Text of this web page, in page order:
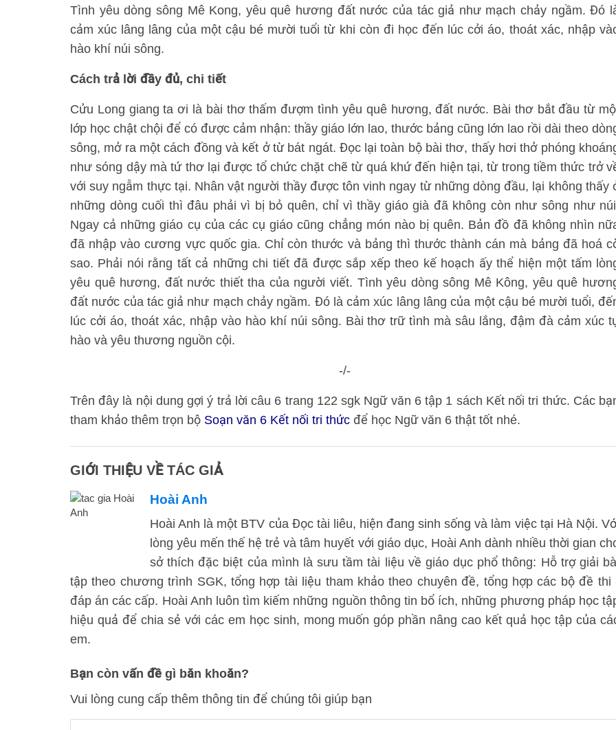
Tình yêu dòng sông Mê Kong, yêu quê hương đất nước của tác giả như mạch chảy ngầm. Đó
cảm xúc lâng lâng của một cậu bé mười tuổi từ khi còn đi học đến lúc cởi áo, thoát xác, nhập
hào khí núi sông.
Cách trả lời đầy đủ, chi tiết
Cửu Long giang ta ơi là bài thơ thấm đượm tình yêu quê hương, đất nước. Bài thơ bắt đầu từ
lớp học chật chội để có được cảm nhận: thầy giáo lớn lao, thước bảng cũng lớn lao rồi dài theo
sông, mở ra một cách đồng và kết ở từ bát ngát. Đọc lại toàn bộ bài thơ, thấy hơi thở phóng
như sóng dậy mà tứ thơ lại được tổ chức chặt chẽ từ quá khứ đến hiện tại, từ trong tiềm thức trở
với suy ngẫm thực tại. Nhân vật người thầy được tôn vinh ngay từ những dòng đầu, lại không thấy
những dòng cuối thì đâu phải vì bị bỏ quên, chỉ vì thầy giáo già đã không còn như sông như
Ngay cả những giáo cụ của các cụ giáo cũng chẳng món nào bị quên. Bản đồ đã không nhìn
đã nhập vào cương vực quốc gia. Chỉ còn thước và bảng thì thước thành cán mà bảng đã hoá
sao. Phải nói rằng tất cả những chi tiết đã được sắp xếp theo kế hoạch ấy thể hiện một tấm
yêu quê hương, đất nước thiết tha của người viết. Tình yêu dòng sông Mê Kông, yêu quê
đất nước của tác giả như mạch chảy ngầm. Đó là cảm xúc lâng lâng của một cậu bé mười tuổi,
lúc cởi áo, thoát xác, nhập vào hào khí núi sông. Bài thơ trữ tình mà sâu lắng, đậm đà cảm xúc
hào và yêu thương nguồn cội.
-/-
Trên đây là nội dung gợi ý trả lời câu 6 trang 122 sgk Ngữ văn 6 tập 1 sách Kết nối tri thức. Các
tham khảo thêm trọn bộ Soạn văn 6 Kết nối tri thức để học Ngữ văn 6 thật tốt nhé.
GIỚI THIỆU VỀ TÁC GIẢ
Hoài Anh
Hoài Anh là một BTV của Đọc tài liêu, hiện đang sinh sống và làm việc tại Hà Nội.
lòng yêu mến thế hệ trẻ và tâm huyết với giáo dục, Hoài Anh dành nhiều thời gian
sở thích đặc biệt của mình là sưu tầm tài liệu về giáo dục phổ thông: Hỗ trợ giải
tập theo chương trình SGK, tổng hợp tài liệu tham khảo theo chuyên đề, tổng hợp các bộ đề thi
đáp án các cấp. Hoài Anh luôn tìm kiếm những nguồn thông tin bổ ích, những phương pháp học
hiệu quả để chia sẻ với các em học sinh, mong muốn góp phần nâng cao kết quả học tập của
em.
Bạn còn vấn đề gì băn khoăn?
Vui lòng cung cấp thêm thông tin để chúng tôi giúp bạn